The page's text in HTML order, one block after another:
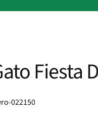
Fiesta
022150